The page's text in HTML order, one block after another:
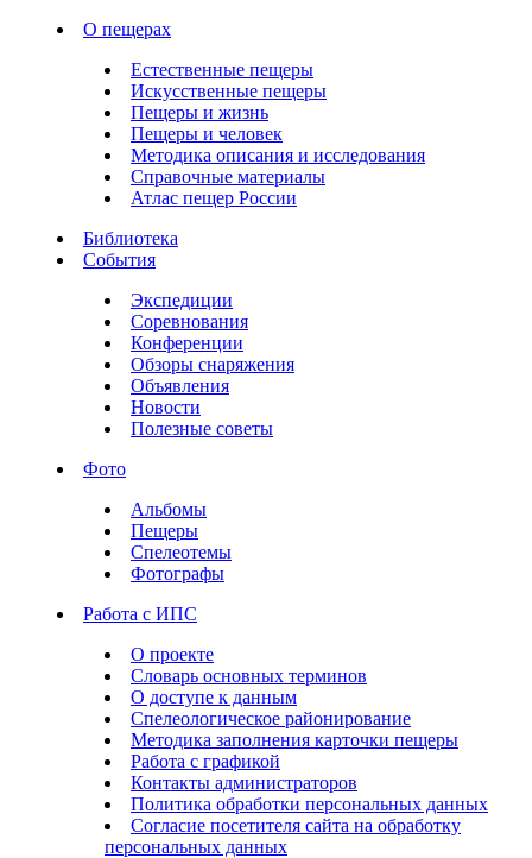
О пещерах
Естественные пещеры
Искусственные пещеры
Пещеры и жизнь
Пещеры и человек
Методика описания и исследования
Справочные материалы
Атлас пещер России
Библиотека
События
Экспедиции
Соревнования
Конференции
Обзоры снаряжения
Объявления
Новости
Полезные советы
Фото
Альбомы
Пещеры
Спелеотемы
Фотографы
Работа с ИПС
О проекте
Словарь основных терминов
О доступе к данным
Спелеологическое районирование
Методика заполнения карточки пещеры
Работа с графикой
Контакты администраторов
Политика обработки персональных данных
Согласие посетителя сайта на обработку
персональных данных